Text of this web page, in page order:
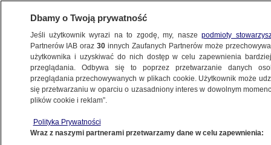
ŚWIAT
w Londynie
Dbamy o Twoją prywatność
Jeśli użytkownik wyrazi na to zgodę, my, naszepodmioty
Partnerów IAB oraz30 innych Zaufanych Partnerów może
użytkownika i uzyskiwać do nich dostęp w celu zapewnienia
przeglądania. Odbywa się to poprzez przetwarzanie danych
przeglądania przechowywanych w plikach cookie. Użytkownik może
się przetwarzaniu w oparciu o uzasadniony interes w dowolnym
plików cookie i reklam”.
Polityka Prywatności
Wraz z naszymi partnerami przetwarzamy dane w celu zapewnienia: